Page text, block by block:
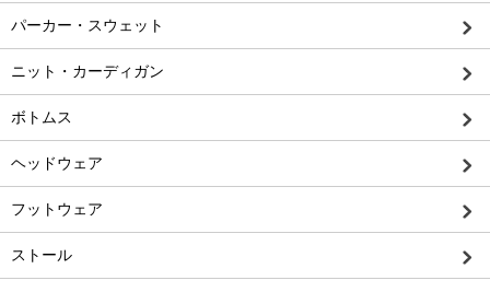
パーカー・スウェット
ニット・カーディガン
ボトムス
ヘッドウェア
フットウェア
ストール